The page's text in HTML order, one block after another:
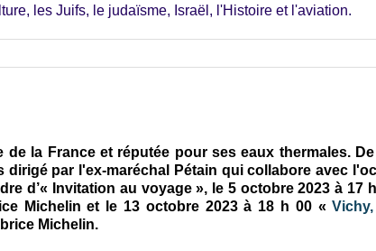
les Juifs, le judaïsme, Israël, l'Histoire et l'aviation.
la France et réputée pour ses eaux thermales. De
dirigé par l'ex-maréchal Pétain qui collabore avec
d’« Invitation au voyage », le 5 octobre 2023 à 17
Michelin et le 13 octobre 2023 à 18 h 00 «
Michelin.